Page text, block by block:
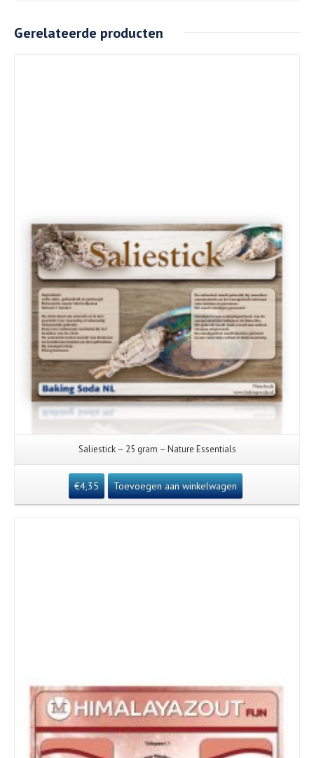
Gerelateerde producten
Saliestick – 25 gram – Nature Essentials
€4,35 Toevoegen aan winkelwagen